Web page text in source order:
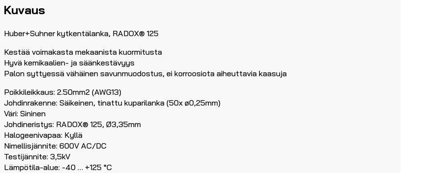
Kuvaus
Huber+Suhner kytkentälanka, RADOX® 125
Kestää voimakasta mekaanista kuormitusta
Hyvä kemikaalien- ja säänkestävyys
Palon syttyessä vähäinen savunmuodostus, ei korroosiota aiheuttavia kaasuja
Poikkileikkaus: 2.50mm2 (AWG13)
Johdinrakenne: Säikeinen, tinattu kuparilanka (50x ø0,25mm)
Väri: Sininen
Johdineristys: RADOX® 125, Ø3,35mm
Halogeenivapaa: Kyllä
Nimellisjännite: 600V AC/DC
Testijännite: 3,5kV
Lämpötila-alue: -40 … +125 °C